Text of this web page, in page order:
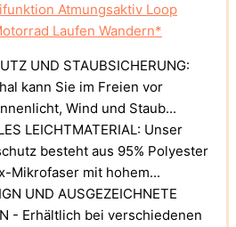
Atmungsaktiv Loop
Laufen Wandern*
UND STAUBSICHERUNG:
kann Sie im Freien vor
Wind und Staub...
LEICHTMATERIAL: Unser
besteht aus 95% Polyester
Mikrofaser mit hohem...
UND AUSGEZEICHNETE
- Erhältlich bei verschiedenen